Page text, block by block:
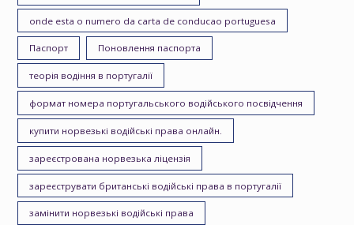
onde esta o numero da carta de conducao portuguesa
Паспорт Поновлення паспорта
теорія водіння в португалії
формат номера португальського водійського посвідчення
купити норвезькі водійські права онлайн.
зареєстрована норвезька ліцензія
зареєструвати британські водійські права в португалії
замінити норвезькі водійські права